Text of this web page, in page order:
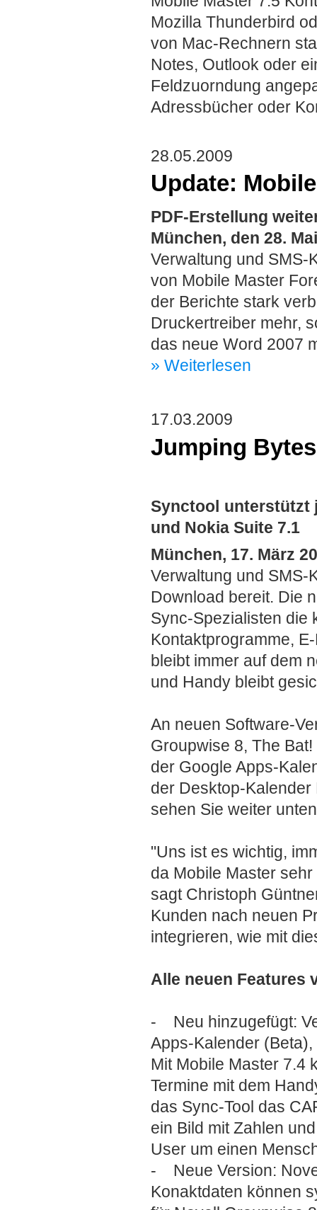
Mozilla Thunderbird
von Mac-Rechnern
Notes, Outlook oder
Feldzuorndung
Adressbücher oder
28.05.2009
Update:
PDF-Erstellung
München, den 28.
Verwaltung und SMS-
von Mobile Master
der Berichte stark
Druckertreiber mehr,
das neue Word 2007
» Weiterlesen
17.03.2009
Jumping
Synctool unterstützt
und Nokia Suite 7.1
München, 17. März
Verwaltung und SMS-
Download bereit. Die
Sync-Spezialisten die
Kontaktprogramme,
bleibt immer auf dem
und Handy bleibt
An neuen Software-
Groupwise 8, The
der Google Apps-
der Desktop-
sehen Sie weiter
"Uns ist es wichtig,
da Mobile Master
sagt Christoph
Kunden nach neuen
integrieren, wie mit
Alle neuen Features
- Neu hinzugefügt:
Apps-Kalender
Mit Mobile Master 7.4
Termine mit dem
das Sync-Tool das
ein Bild mit Zahlen
User um einen
- Neue Version:
Konaktdaten können